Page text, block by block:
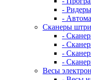
-
-
Сканеры
-
-
-
-
Весы